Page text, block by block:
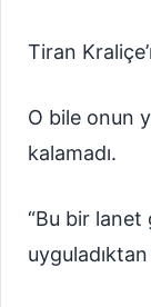
Tiran
O bile onun
kalamadı.
“Bu bir